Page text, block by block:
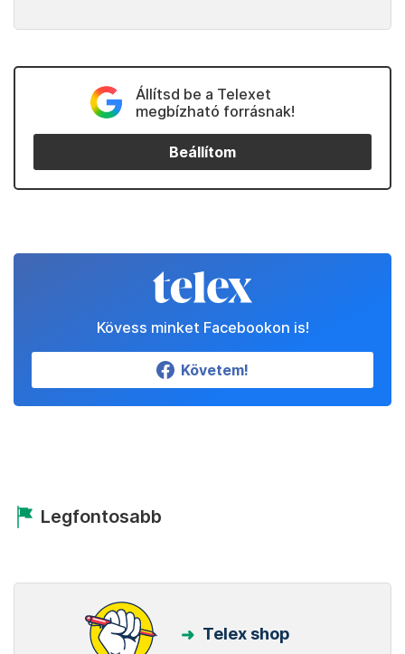
Állítsd be a Telexet
megbízható forrásnak!
Beállítom
Kövess minket Facebookon is!
Követem!
Legfontosabb
Telex shop